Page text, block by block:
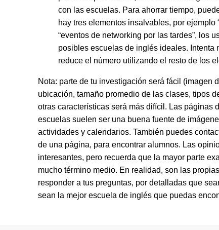
con las escuelas. Para ahorrar tiempo,
hay tres elementos insalvables, por ejemplo
“eventos de networking por las tardes”, los
posibles escuelas de inglés ideales. Intenta
reduce el número utilizando el resto de los
Nota: parte de tu investigación será fácil (imagen
ubicación, tamaño promedio de las clases, tipos
otras características será más difícil. Las páginas
escuelas suelen ser una buena fuente de
actividades y calendarios. También puedes
de una página, para encontrar alumnos. Las
interesantes, pero recuerda que la mayor parte
mucho término medio. En realidad, son las
responder a tus preguntas, por detalladas que
sean la mejor escuela de inglés que puedas